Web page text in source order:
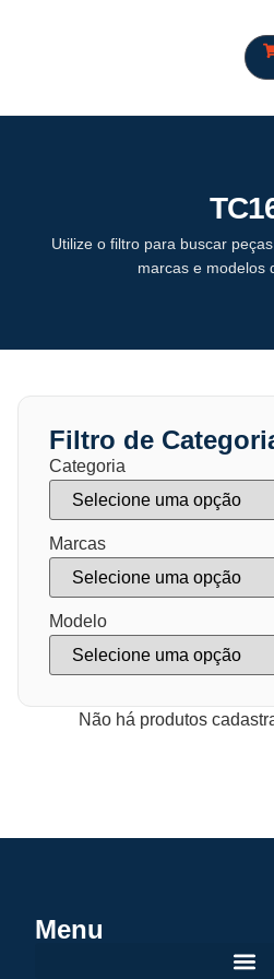
Utilize o filtro para buscar
marcas e modelos
Filtro de
Categoria
Marcas
Modelo
Não há produtos
Menu